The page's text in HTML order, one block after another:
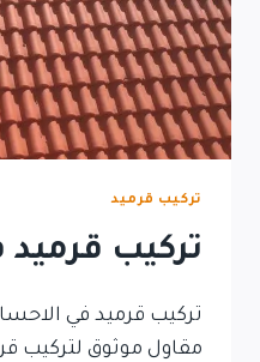
تركيب قرميد
تركيب
تركيب قرميد في
مقاول موثوق لتركيب